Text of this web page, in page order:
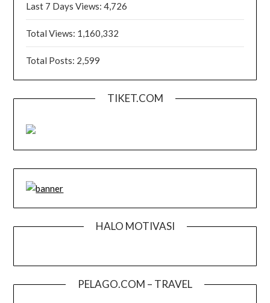
Last 7 Days Views:4,726
Total Views: 1,160,332
Total Posts: 2,599
TIKET.COM
HALO MOTIVASI
PELAGO.COM – TRAVEL